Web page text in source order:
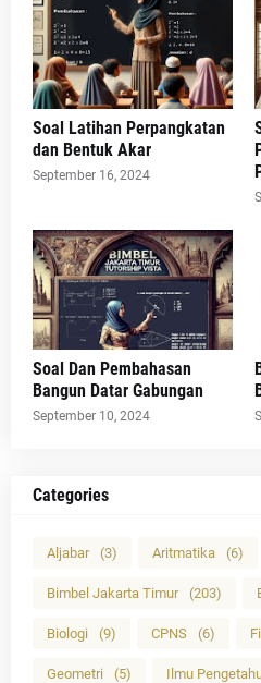
Soal Latihan Perpangkatan
dan Bentuk Akar
September 16, 2024
Soal Dan Pembahasan
Bangun Datar Gabungan
September 10, 2024
Categories
Aljabar (3) Aritmatika (6)
Bimbel Jakarta Timur (203)
Biologi (9) CPNS (6)
Geometri (5) Ilmu